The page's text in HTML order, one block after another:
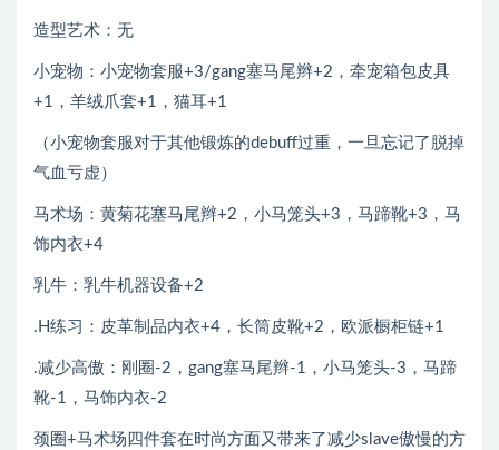
造型艺术：无
小宠物：小宠物套服+3/gang塞马尾辫+2，牵宠箱包皮具
+1，羊绒爪套+1，猫耳+1
（小宠物套服对于其他锻炼的debuff过重，一旦忘记了脱掉
气血亏虚）
马术场：黄菊花塞马尾辫+2，小马笼头+3，马蹄靴+3，马
饰内衣+4
乳牛：乳牛机器设备+2
.H练习：皮革制品内衣+4，长筒皮靴+2，欧派橱柜链+1
.减少高傲：刚圈-2，gang塞马尾辫-1，小马笼头-3，马蹄
靴-1，马饰内衣-2
颈圈+马术场四件套在时尚方面又带来了减少slave傲慢的方